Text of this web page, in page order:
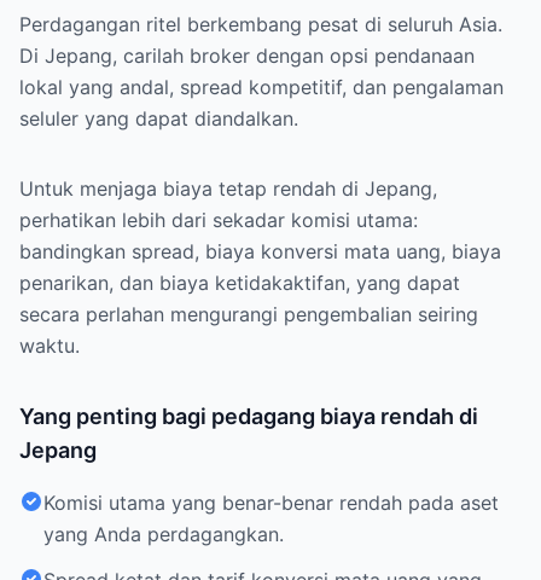
Perdagangan ritel berkembang pesat di seluruh Asia.
Di Jepang, carilah broker dengan opsi pendanaan
lokal yang andal, spread kompetitif, dan pengalaman
seluler yang dapat diandalkan.
Untuk menjaga biaya tetap rendah di Jepang,
perhatikan lebih dari sekadar komisi utama:
bandingkan spread, biaya konversi mata uang, biaya
penarikan, dan biaya ketidakaktifan, yang dapat
secara perlahan mengurangi pengembalian seiring
waktu.
Yang penting bagi pedagang biaya rendah di
Jepang
Komisi utama yang benar-benar rendah pada aset
yang Anda perdagangkan.